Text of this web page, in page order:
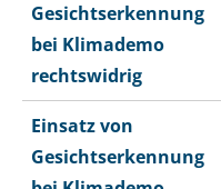
Gesichtserkennung
bei Klimademo
rechtswidrig
Einsatz von
Gesichtserkennung